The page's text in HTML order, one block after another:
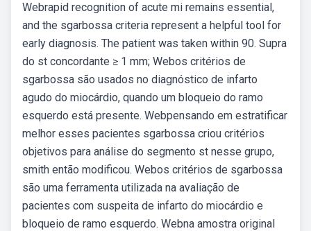
Webrapid recognition of acute mi remains essential,
and the sgarbossa criteria represent a helpful tool for
early diagnosis. The patient was taken within 90. Supra
do st concordante ≥ 1 mm; Webos critérios de
sgarbossa são usados no diagnóstico de infarto
agudo do miocárdio, quando um bloqueio do ramo
esquerdo está presente. Webpensando em estratificar
melhor esses pacientes sgarbossa criou critérios
objetivos para análise do segmento st nesse grupo,
smith então modificou. Webos critérios de sgarbossa
são uma ferramenta utilizada na avaliação de
pacientes com suspeita de infarto do miocárdio e
bloqueio de ramo esquerdo. Webna amostra original